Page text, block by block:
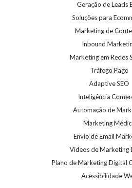
Geração de Leads
Soluções para
Marketing de
Inbound
Marketing em Redes
Tráfego Pago
Adaptive SEO
Inteligência
Automação de
Marketing
Envio de Email
Videos de Marketing
Plano de Marketing Digital
Acessibilidade